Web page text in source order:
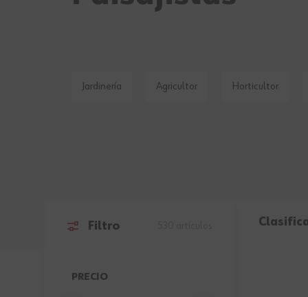
Jardinería Agricultor Horticultor
Filtro
Ir a la lista de productos
PRECIO